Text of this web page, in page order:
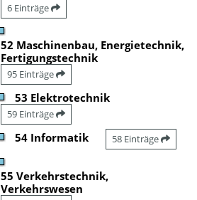
6 Einträge
52 Maschinenbau, Energietechnik,
Fertigungstechnik
95 Einträge
53 Elektrotechnik
59 Einträge
54 Informatik 58 Einträge
55 Verkehrstechnik,
Verkehrswesen